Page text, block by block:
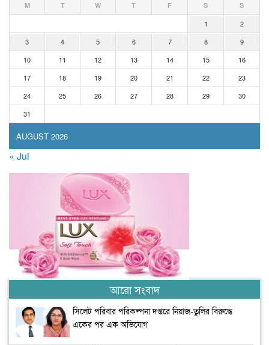
AUGUST 2026
M T W T F S S
1
2
3
4 5 6 7 8
9
10
11 12 13 14 15
16
17
18 19 20 21 22
23
24
25 26 27 28 29
30
31
« Jul
আরো সংবাদ
সিলেট পরিবার পরিকল্পনা দপ্তরে নিয়াজ-তুলির বিরুদ্ধে
একের পর এক অভিযোগ